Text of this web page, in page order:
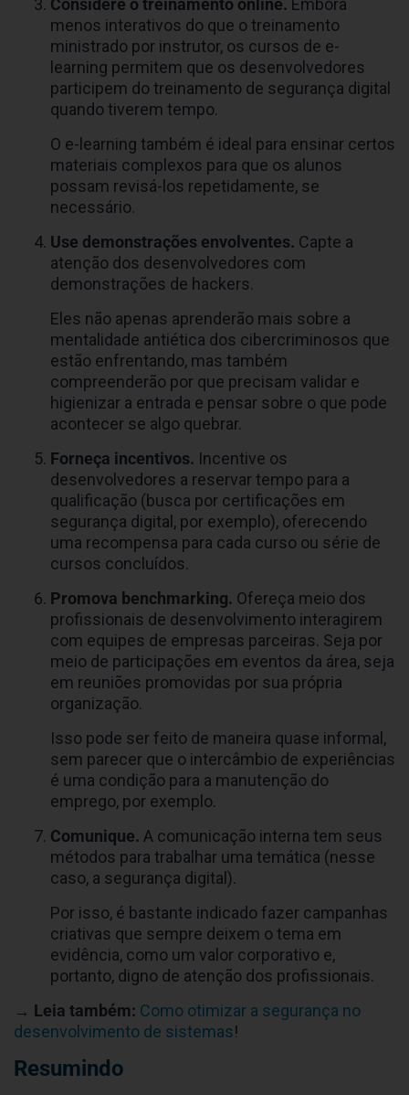
Considere o treinamento online. Embora
menos interativos do que o treinamento
ministrado por instrutor, os cursos de e-
learning permitem que os desenvolvedores
participem do treinamento de segurança digital
quando tiverem tempo.
O e-learning também é ideal para ensinar certos
materiais complexos para que os alunos
possam revisá-los repetidamente, se
necessário.
Use demonstrações envolventes. Capte a
atenção dos desenvolvedores com
demonstrações de hackers.
Eles não apenas aprenderão mais sobre a
mentalidade antiética dos cibercriminosos que
estão enfrentando, mas também
compreenderão por que precisam validar e
higienizar a entrada e pensar sobre o que pode
acontecer se algo quebrar.
Forneça incentivos. Incentive os
desenvolvedores a reservar tempo para a
qualificação (busca por certificações em
segurança digital, por exemplo), oferecendo
uma recompensa para cada curso ou série de
cursos concluídos.
Promova benchmarking. Ofereça meio dos
profissionais de desenvolvimento interagirem
com equipes de empresas parceiras. Seja por
meio de participações em eventos da área, seja
em reuniões promovidas por sua própria
organização.
Isso pode ser feito de maneira quase informal,
sem parecer que o intercâmbio de experiências
é uma condição para a manutenção do
emprego, por exemplo.
Comunique. A comunicação interna tem seus
métodos para trabalhar uma temática (nesse
caso, a segurança digital).
Por isso, é bastante indicado fazer campanhas
criativas que sempre deixem o tema em
evidência, como um valor corporativo e,
portanto, digno de atenção dos profissionais.
→ Leia também: Como otimizar a segurança no
desenvolvimento de sistemas!
Resumindo